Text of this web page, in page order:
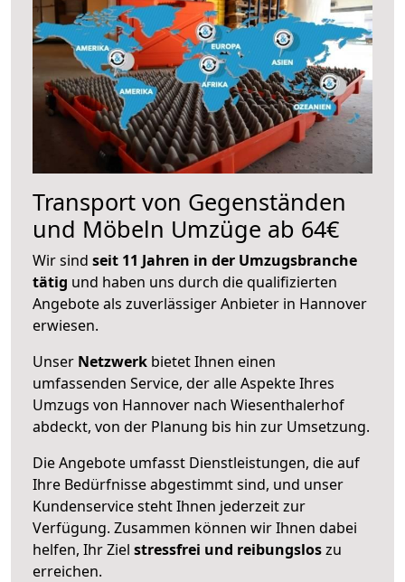
Transport von Gegenständen
und Möbeln Umzüge ab 64€
Wir sind seit 11 Jahren in der Umzugsbranche
tätig und haben uns durch die qualifizierten
Angebote als zuverlässiger Anbieter in Hannover
erwiesen.
Unser Netzwerk bietet Ihnen einen
umfassenden Service, der alle Aspekte Ihres
Umzugs von Hannover nach Wiesenthalerhof
abdeckt, von der Planung bis hin zur Umsetzung.
Die Angebote umfasst Dienstleistungen, die auf
Ihre Bedürfnisse abgestimmt sind, und unser
Kundenservice steht Ihnen jederzeit zur
Verfügung. Zusammen können wir Ihnen dabei
helfen, Ihr Ziel stressfrei und reibungsloszu
erreichen.